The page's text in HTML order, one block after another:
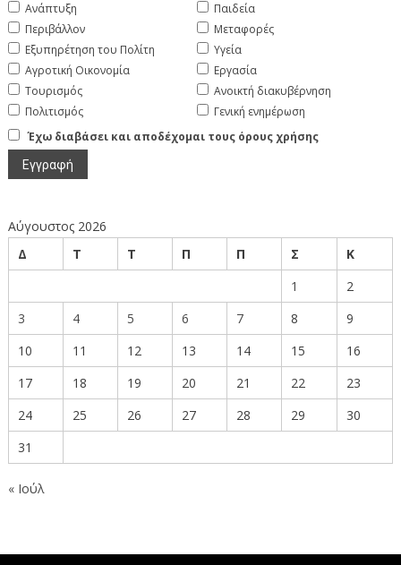
Ανάπτυξη
Περιβάλλον
Εξυπηρέτηση του Πολίτη
Αγροτική Οικονομία
Τουρισμός
Πολιτισμός
Παιδεία
Μεταφορές
Υγεία
Εργασία
Ανοικτή διακυβέρνηση
Γενική ενημέρωση
Έχω διαβάσει και αποδέχομαι τους όρους χρήσης
Αύγουστος 2026
Δ
Τ Τ Π Π Σ
Κ
1
2
3
4 5 6 7 8
9
10
11 12 13 14 15
16
17
18 19 20 21 22
23
24
25 26 27 28 29
30
31
« Ιούλ